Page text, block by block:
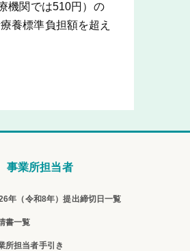
機関では510円）の
養標準負担額を超え
事業所担当者
年（令和8年）提出締切日一覧
書一覧
所担当者手引き